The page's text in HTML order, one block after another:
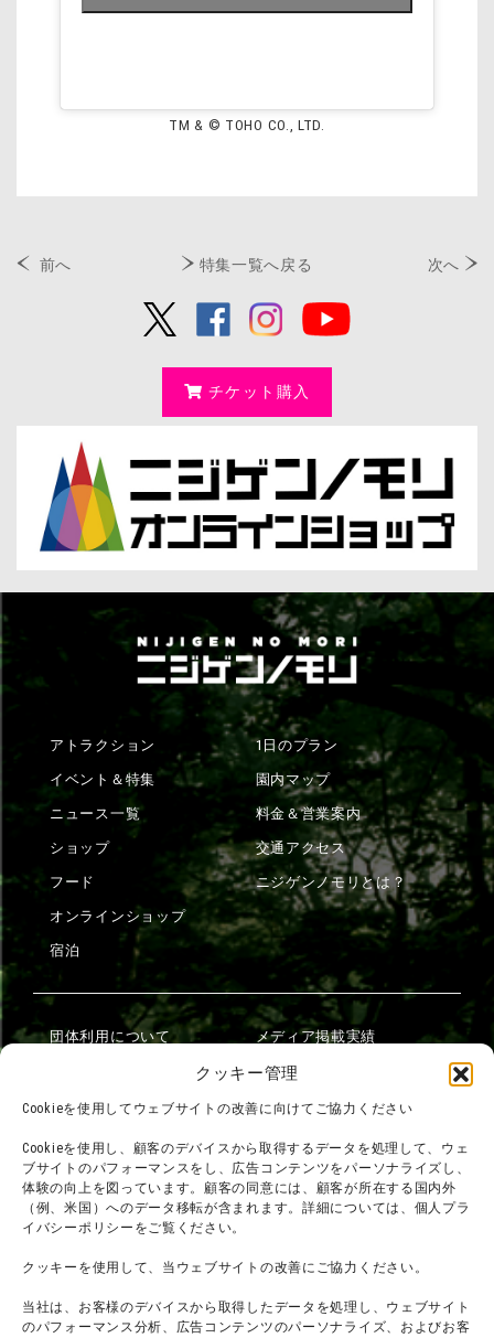
クッキー管理
Cookieを使用してウェブサイトの改善に向けてご協力ください
Cookieを使用し、顧客のデバイスから取得するデータを処理して、ウェ
ブサイトのパフォーマンスをし、広告コンテンツをパーソナライズし、
体験の向上を図っています。顧客の同意には、顧客が所在する国内外
（例、米国）へのデータ移転が含まれます。詳細については、個人プラ
イバシーポリシーをご覧ください。
クッキーを使用して、当ウェブサイトの改善にご協力ください。
当社は、お客様のデバイスから取得したデータを処理し、ウェブサイト
のパフォーマンス分析、広告コンテンツのパーソナライズ、およびお客
TM & © TOHO CO., LTD.
前へ 特集一覧へ戻る 次へ
チケット購入
アトラクション
イベント＆特集
ニュース一覧
ショップ
フード
オンラインショップ
宿泊
1日のプラン
園内マップ
料金＆営業案内
交通アクセス
ニジゲンノモリとは？
団体利用について
チームビルディング計画
よくある質問・
利用規約
プライバシーポリシー
プレスリリース
メディア掲載実績
SNS
法令に基づく表記
会社概要
スタッフ募集